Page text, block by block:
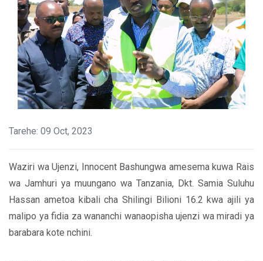
Tarehe: 09 Oct, 2023
Waziri wa Ujenzi, Innocent Bashungwa amesema kuwa Rais
wa Jamhuri ya muungano wa Tanzania, Dkt. Samia Suluhu
Hassan ametoa kibali cha Shilingi Bilioni 16.2 kwa ajili ya
malipo ya fidia za wananchi wanaopisha ujenzi wa miradi ya
barabara kote nchini.